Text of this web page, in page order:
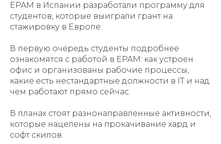
EPAM в Испании разработали программу для
студентов, которые выиграли грант на
стажировку в Европе.
В первую очередь студенты подробнее
ознакомятся с работой в EPAM: как устроен
офис и организованы рабочие процессы,
какие есть нестандартные должности в IT и над
чем работают прямо сейчас.
В планах стоят разнонаправленные активности,
которые нацелены на прокачивание хард и
софт скилов.